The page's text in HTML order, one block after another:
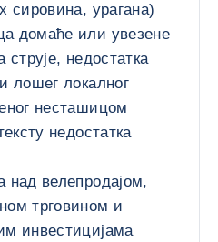
сировина, урагана)
домаће или увезене
струје, недостатка
лошег локалног
несташицом
недостатка
над велепродајом,
трговином и
инвестицијама